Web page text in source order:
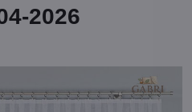
2026